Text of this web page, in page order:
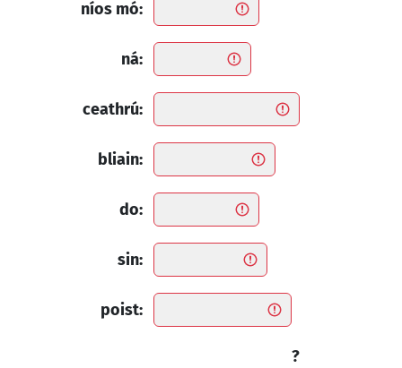
níos mó:
ná:
ceathrú:
bliain:
do:
sin:
poist:
?